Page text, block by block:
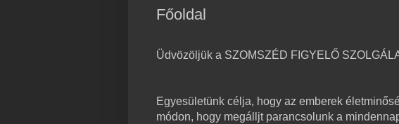
Főoldal
Üdvözöljük a SZOMSZÉD FIGYELŐ
Egyesületünk célja, hogy az emberek
módon, hogy megálljt parancsolunk a